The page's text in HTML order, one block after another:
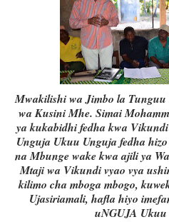
Mwakilishi wa Jimbo la
wa Kusini Mhe. Simai
ya kukabidhi fedha kwa
Unguja Ukuu Unguja fedha
na Mbunge wake kwa ajili ya
Mtaji wa Vikundi vyao vya
kilimo cha mboga mbogo,
Ujasiriamali, hafla hiyo
uNGUJA